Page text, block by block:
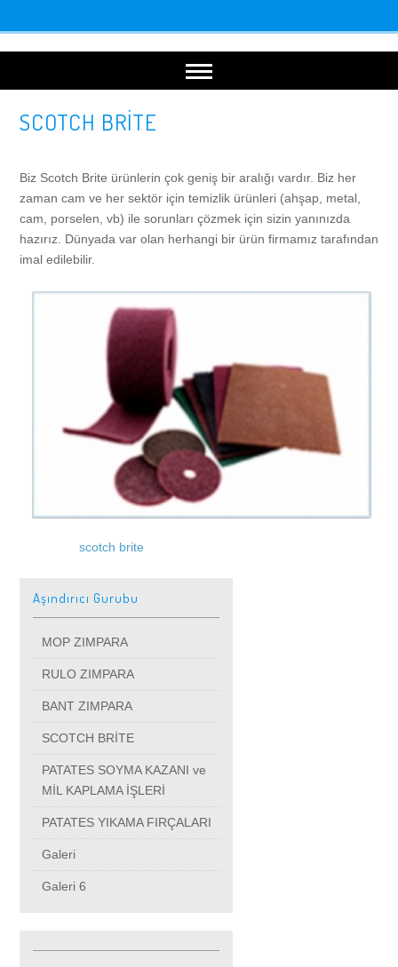
Anasayfa
Makinalar
BANT ZIMPARA MAKİNASI
KAPALI KABİN KNT 50
BALON FIRÇA MAKİNASI
KNT 150 --200
POLİSAJ BANT ZIMPARA MAKİNASI
KALİBRE ZIMPARA MAKİNASI
Zımpara Diskleri
POLİÜRETAN DİSKLER
MERDANE DİSKLER
SCOTCH BRİTE
Biz Scotch Brite ürünlerin çok geniş bir aralığı vardır. Biz her
zaman cam ve her sektör için temizlik ürünleri (ahşap, metal,
cam, porselen, vb) ile sorunları çözmek için sizin yanınızda
hazırız. Dünyada var olan herhangi bir ürün firmamız tarafından
imal edilebilir.
scotch brite
Aşındırıcı Gurubu
MOP ZIMPARA
RULO ZIMPARA
BANT ZIMPARA
SCOTCH BRİTE
PATATES SOYMA KAZANI ve
MİL KAPLAMA İŞLERİ
PATATES YIKAMA FIRÇALARI
Galeri
Galeri 6